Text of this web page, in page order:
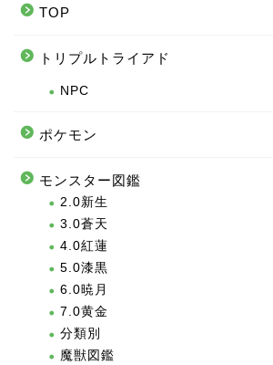
TOP
トリプルトライアド
NPC
ポケモン
モンスター図鑑
2.0新生
3.0蒼天
4.0紅蓮
5.0漆黒
6.0暁月
7.0黄金
分類別
魔獣図鑑